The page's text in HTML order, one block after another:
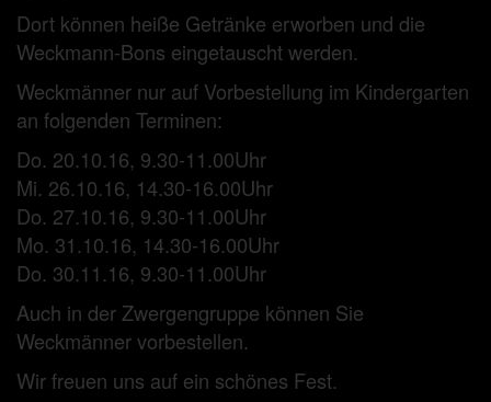
Dort können heiße Getränke erworben und die
Weckmann-Bons eingetauscht werden.
Weckmänner nur auf Vorbestellung im Kindergarten
an folgenden Terminen:
Do. 20.10.16, 9.30-11.00Uhr
Mi. 26.10.16, 14.30-16.00Uhr
Do. 27.10.16, 9.30-11.00Uhr
Mo. 31.10.16, 14.30-16.00Uhr
Do. 30.11.16, 9.30-11.00Uhr
Auch in der Zwergengruppe können Sie
Weckmänner vorbestellen.
Wir freuen uns auf ein schönes Fest.